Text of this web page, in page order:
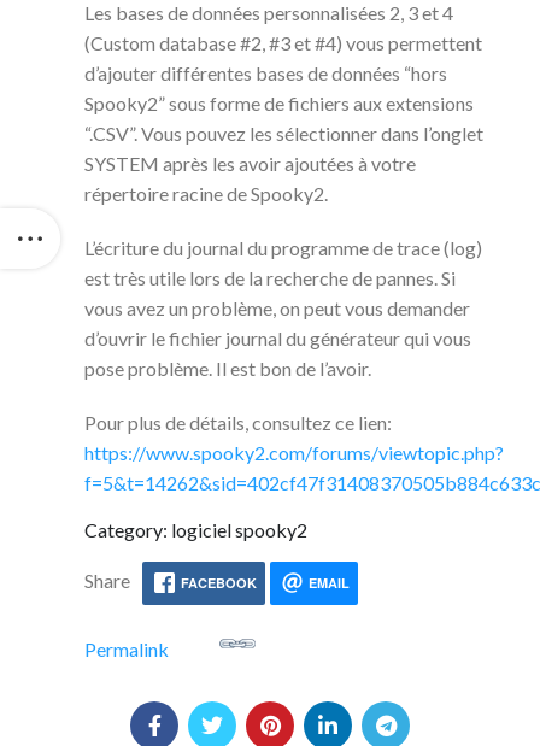
Les bases de données personnalisées 2, 3 et 4
(Custom database #2, #3 et #4) vous permettent
d’ajouter différentes bases de données “hors
Spooky2” sous forme de fichiers aux extensions
“.CSV”. Vous pouvez les sélectionner dans l’onglet
SYSTEM après les avoir ajoutées à votre
répertoire racine de Spooky2.
L’écriture du journal du programme de trace (log)
est très utile lors de la recherche de pannes. Si
vous avez un problème, on peut vous demander
d’ouvrir le fichier journal du générateur qui vous
pose problème. Il est bon de l’avoir.
Pour plus de détails, consultez ce lien:
https://www.spooky2.com/forums/viewtopic.php?
Category: logiciel spooky2
Share FACEBOOK EMAIL
Permalink